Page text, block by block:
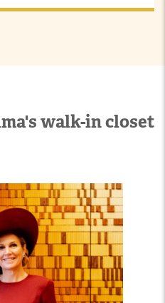
walk-in closet